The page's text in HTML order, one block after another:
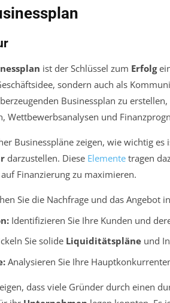
ist der Schlüssel zum Erfolg
sondern auch als
Businessplan zu
Wettbewerbsanalysen und
Businesspläne zeigen, wie wichtig es
darzustellen. Diese Elemente tragen
Finanzierung zu maximieren.
Sie die Nachfrage und das Angebot
Identifizieren Sie Ihre Kunden und
Sie solide Liquiditätspläneund
Analysieren Sie Ihre
dass viele Gründer durch einen